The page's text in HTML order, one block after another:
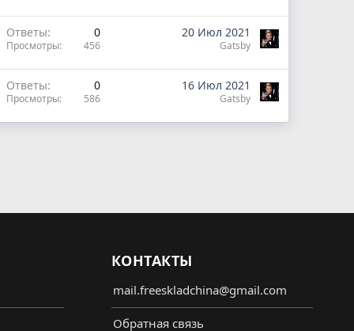
Ответы 0
Просмотры 456
20 Июл 2021
Gatsby
Ответы 0
Просмотры 586
16 Июл 2021
Gatsby
КОНТАКТЫ
mail.freeskladchina@gmail.com
Обратная связь